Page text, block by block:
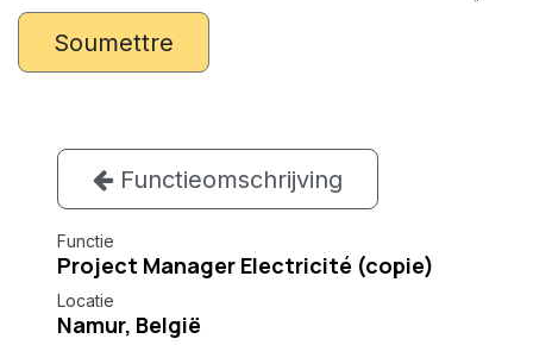
Soumettre
Functieomschrijving
Functie
Project Manager Electricité (copie)
Locatie
Namur, België